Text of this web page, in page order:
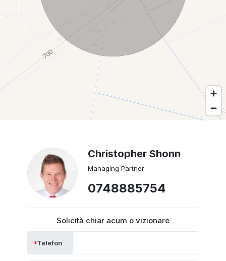
Christopher Shonn
Managing Partner
0748885754
Solicită chiar acum o vizionare
Telefon